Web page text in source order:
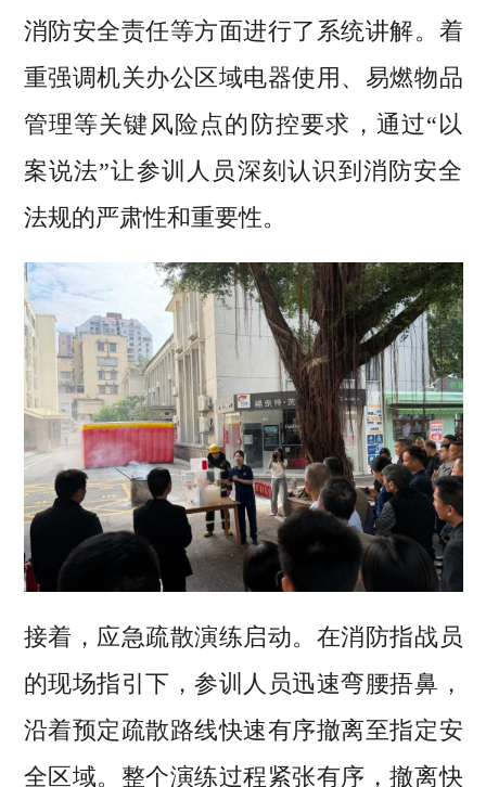
消防安全责任等方面进行了系统讲解。着
重强调机关办公区域电器使用、易燃物品
管理等关键风险点的防控要求，通过“以
案说法”让参训人员深刻认识到消防安全
法规的严肃性和重要性。
接着，应急疏散演练启动。在消防指战员
的现场指引下，参训人员迅速弯腰捂鼻，
沿着预定疏散路线快速有序撤离至指定安
全区域。整个演练过程紧张有序，撤离快